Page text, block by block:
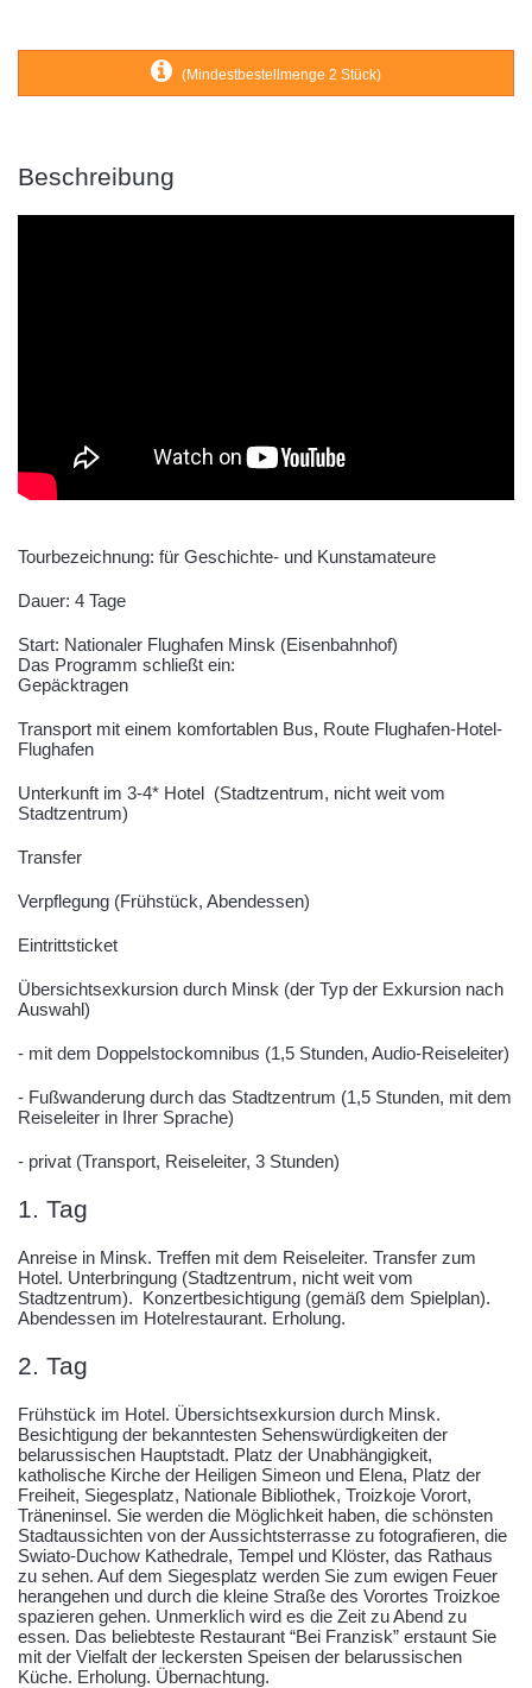
(Mindestbestellmenge 2 Stück)
Beschreibung
Tourbezeichnung: für Geschichte- und Kunstamateure
Dauer: 4 Tage
Start: Nationaler Flughafen Minsk (Eisenbahnhof)
Das Programm schließt ein:
Gepäcktragen
Transport mit einem komfortablen Bus, Route Flughafen-Hotel-
Flughafen
Unterkunft im 3-4* Hotel (Stadtzentrum, nicht weit vom
Stadtzentrum)
Transfer
Verpflegung (Frühstück, Abendessen)
Eintrittsticket
Übersichtsexkursion durch Minsk (der Typ der Exkursion nach
Auswahl)
- mit dem Doppelstockomnibus (1,5 Stunden, Audio-Reiseleiter)
- Fußwanderung durch das Stadtzentrum (1,5 Stunden, mit dem
Reiseleiter in Ihrer Sprache)
- privat (Transport, Reiseleiter, 3 Stunden)
1. Tag
Anreise in Minsk. Treffen mit dem Reiseleiter. Transfer zum
Hotel. Unterbringung (Stadtzentrum, nicht weit vom
Stadtzentrum). Konzertbesichtigung (gemäß dem Spielplan).
Abendessen im Hotelrestaurant. Erholung.
2. Tag
Frühstück im Hotel. Übersichtsexkursion durch Minsk.
Besichtigung der bekanntesten Sehenswürdigkeiten der
belarussischen Hauptstadt. Platz der Unabhängigkeit,
katholische Kirche der Heiligen Simeon und Elena, Platz der
Freiheit, Siegesplatz, Nationale Bibliothek, Troizkoje Vorort,
Träneninsel. Sie werden die Möglichkeit haben, die schönsten
Stadtaussichten von der Aussichtsterrasse zu fotografieren, die
Swiato-Duchow Kathedrale, Tempel und Klöster, das Rathaus
zu sehen. Auf dem Siegesplatz werden Sie zum ewigen Feuer
herangehen und durch die kleine Straße des Vorortes Troizkoe
spazieren gehen. Unmerklich wird es die Zeit zu Abend zu
essen. Das beliebteste Restaurant “Bei Franzisk” erstaunt Sie
mit der Vielfalt der leckersten Speisen der belarussischen
Küche. Erholung. Übernachtung.